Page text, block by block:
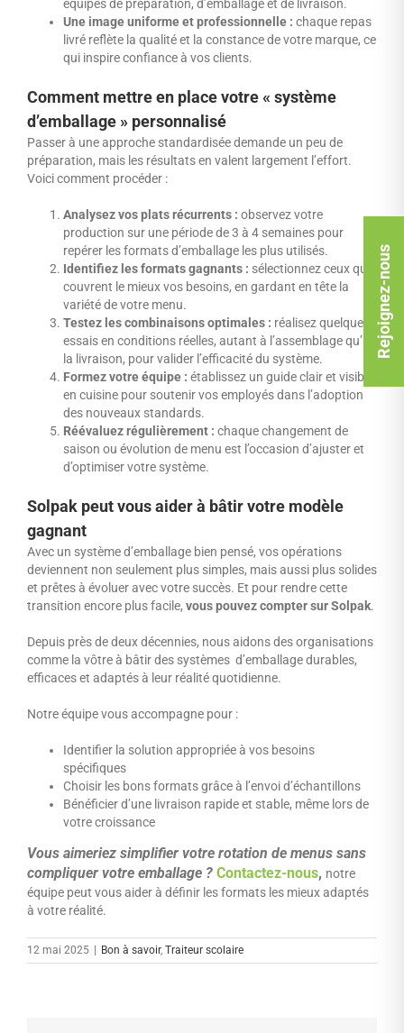
équipes de préparation, d’emballage et de livraison.
Une image uniforme et professionnelle : chaque repas
livré reflète la qualité et la constance de votre marque, ce
qui inspire confiance à vos clients.
Comment mettre en place votre « système
d’emballage » personnalisé
Passer à une approche standardisée demande un peu de
préparation, mais les résultats en valent largement l’effort.
Voici comment procéder :
Analysez vos plats récurrents : observez votre
production sur une période de 3 à 4 semaines pour
repérer les formats d’emballage les plus utilisés.
Identifiez les formats gagnants : sélectionnez ceux qui
couvrent le mieux vos besoins, en gardant en tête la
variété de votre menu.
Testez les combinaisons optimales : réalisez quelques
essais en conditions réelles, autant à l’assemblage qu’à
la livraison, pour valider l’efficacité du système.
Formez votre équipe : établissez un guide clair et visible
en cuisine pour soutenir vos employés dans l’adoption
des nouveaux standards.
Réévaluez régulièrement : chaque changement de
saison ou évolution de menu est l’occasion d’ajuster et
d’optimiser votre système.
Solpak peut vous aider à bâtir votre modèle
gagnant
Avec un système d’emballage bien pensé, vos opérations
deviennent non seulement plus simples, mais aussi plus solides
et prêtes à évoluer avec votre succès. Et pour rendre cette
transition encore plus facile, vous pouvez compter sur Solpak.
Depuis près de deux décennies, nous aidons des organisations
comme la vôtre à bâtir des systèmes d’emballage durables,
efficaces et adaptés à leur réalité quotidienne.
Notre équipe vous accompagne pour :
Identifier la solution appropriée à vos besoins
spécifiques
Choisir les bons formats grâce à l’envoi d’échantillons
Bénéficier d’une livraison rapide et stable, même lors de
votre croissance
Vous aimeriez simplifier votre rotation de menus sans
compliquer votre emballage ? Contactez-nous, notre
équipe peut vous aider à définir les formats les mieux adaptés
à votre réalité.
12 mai 2025 | Bon à savoir, Traiteur scolaire
Rejoignez-nous